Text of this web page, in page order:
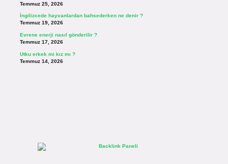
Temmuz 25, 2026
İngilizcede hayvanlardan bahsederken ne denir ?
Temmuz 19, 2026
Evrene enerji nasıl gönderilir ?
Temmuz 17, 2026
Utku erkek mi kız mı ?
Temmuz 14, 2026